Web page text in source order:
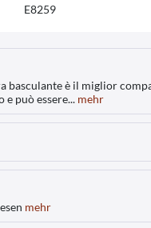
E8259
basculante è il miglior
può essere... mehr
mehr